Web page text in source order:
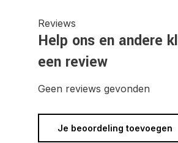
Reviews
Help ons en andere
een review
Geen reviews gevonden
Je beoordeling toevoegen